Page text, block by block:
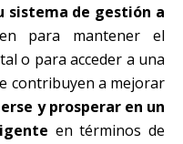
sistema de gestión a
para mantener el
o para acceder a una
contribuyen a mejorar
y prosperar en un
en términos de